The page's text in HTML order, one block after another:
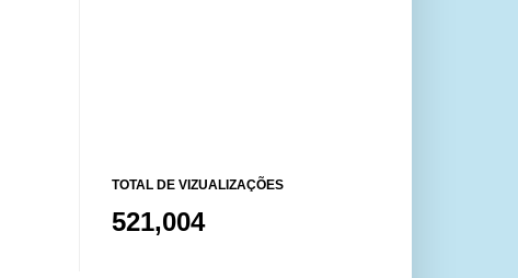
TOTAL DE VIZUALIZAÇÕES
521,004